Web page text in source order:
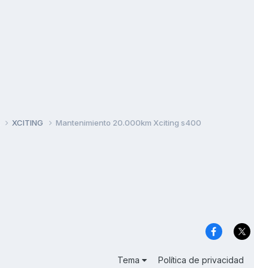
XCITING Mantenimiento 20.000km Xciting s400
Tema Política de privacidad